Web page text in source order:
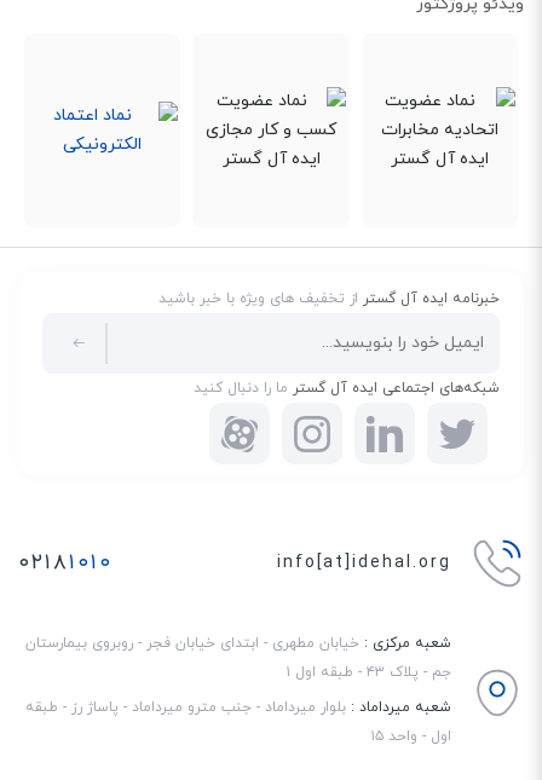
خبرنامه ایده آل گستراز تخفیف های ویژه با خبر باشید
شبکه‌های اجتماعی ایده آل گسترما را دنبال کنید
info[at]idehal.org ۰۲۱۸۱۰۱۰
شعبه مرکزی : خیابان مطهری - ابتدای خیابان فجر - روبروی بیمارستان
جم - پلاک ۴۳ - طبقه اول ۱
شعبه میرداماد : بلوار میرداماد - جنب مترو میرداماد - پاساژ رز - طبقه
اول - واحد ۱۵